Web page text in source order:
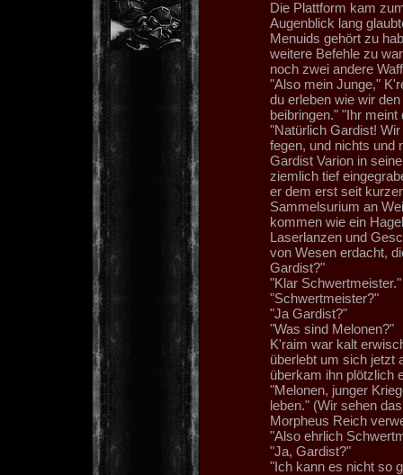
Die Plattform kam
Augenblick lang
Menuids gehört zu
weitere Befehle zu
noch zwei andere
"Also mein Junge,"
du erleben wie wir
beibringen." "Ihr
"Natürlich Gardist!
fegen, und nichts und
Gardist Varion in
ziemlich tief
er dem erst seit
Sammelsurium an
kommen wie ein
Laserlanzen und
von Wesen erdacht,
Gardist?"
"Klar Schwertmeister."
"Schwertmeister?"
"Ja Gardist?"
"Was sind Melonen?"
K'raim war kalt
überlebt um sich jetzt
überkam ihn plötzlich
"Melonen, junger
leben." (Wir sehen
Morpheus Reich
"Also ehrlich
"Ja, Gardist?"
"Ich kann es nicht so